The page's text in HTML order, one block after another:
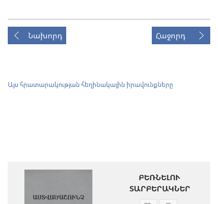
Նախորդ Հաջորդ
Այս հրատարակության հեղինակային իրավունքները
ԲԵՌՆԵԼՈՒ
ՏԱՐԲԵՐԱԿՆԵՐ